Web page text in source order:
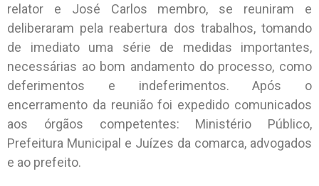
relator e José Carlos membro, se reuniram e
deliberaram pela reabertura dos trabalhos, tomando
de imediato uma série de medidas importantes,
necessárias ao bom andamento do processo, como
deferimentos e indeferimentos. Após o
encerramento da reunião foi expedido comunicados
aos órgãos competentes: Ministério Público,
Prefeitura Municipal e Juízes da comarca, advogados
e ao prefeito.